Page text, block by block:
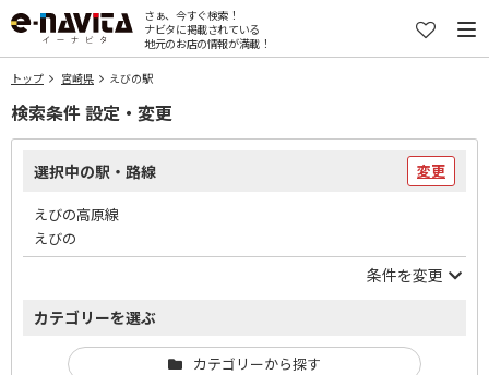
さぁ、今すぐ検索！
ナビタに掲載されている
地元のお店の情報が満載！
トップ 宮崎県 えびの駅
検索条件 設定・変更
選択中の駅・路線 変更
えびの高原線
えびの
条件を変更
カテゴリーを選ぶ
カテゴリーから探す